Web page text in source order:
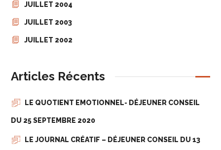
JUILLET 2004
JUILLET 2003
JUILLET 2002
Articles Récents
LE QUOTIENT EMOTIONNEL- DÉJEUNER CONSEIL
DU 25 SEPTEMBRE 2020
LE JOURNAL CRÉATIF – DÉJEUNER CONSEIL DU 13